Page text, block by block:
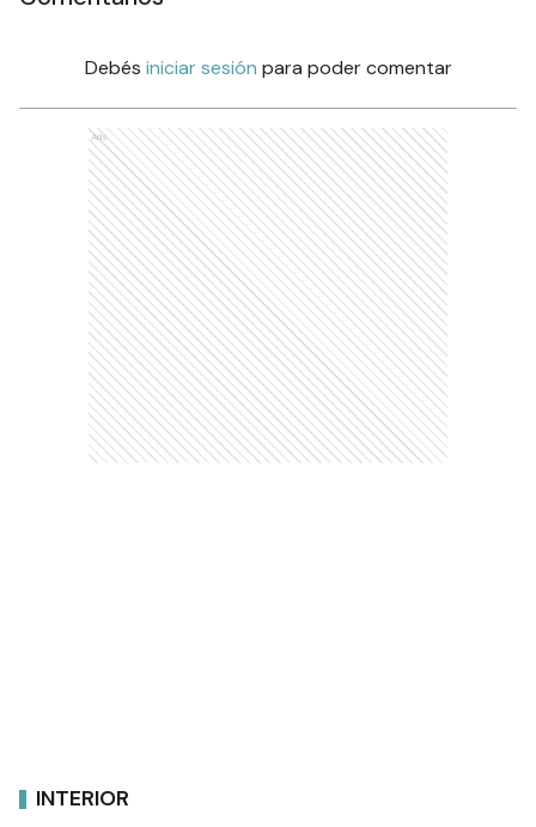
Debés iniciar sesión para poder comentar
Ads
INTERIOR